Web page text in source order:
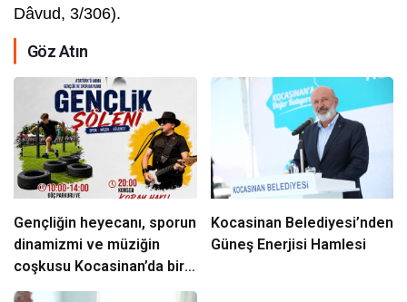
Dâvud, 3/306).
Göz Atın
Gençliğin heyecanı, sporun
dinamizmi ve müziğin
coşkusu Kocasinan’da bir
araya geliyor!
Kocasinan Belediyesi’nden
Güneş Enerjisi Hamlesi